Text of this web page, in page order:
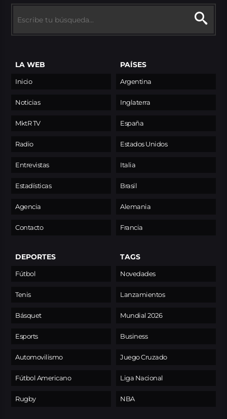
LA WEB
Inicio
Noticias
MktR TV
Radio
Entrevistas
Estadísticas
Agencia
Contacto
PAÍSES
Argentina
Inglaterra
España
Estados Unidos
Italia
Brasil
Alemania
Francia
DEPORTES
Fútbol
Tenis
Básquet
Esports
Automovilismo
Fútbol Americano
Rugby
TAGS
Novedades
Lanzamientos
Mundial 2026
Business
Juego Cruzado
Liga Nacional
NBA